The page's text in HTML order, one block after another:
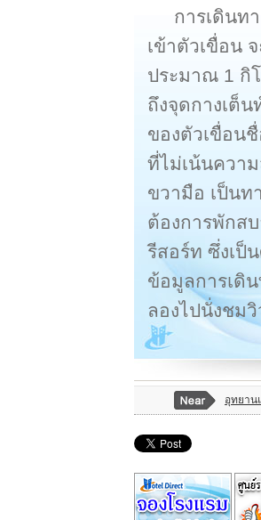
การเดินท
เข้าตัวเขื่อน
ประมาณ 1 กิ
ถึงจุดกางเต็
ของตัวเขื่อน
ที่ไม่เน้นควา
ขวามือ เป็นท
ต้องการพักส
รีสอร์ท ซึ่งเป็
ข้อมูลการเดิ
ลองไปนั่งชม
อุทยาน